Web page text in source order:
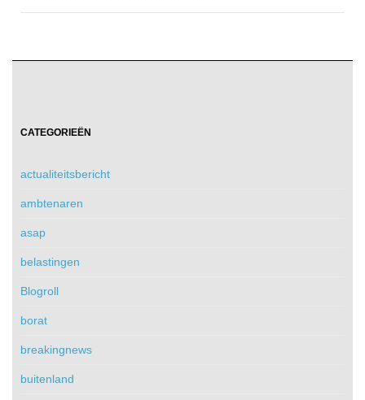
CATEGORIEËN
actualiteitsbericht
ambtenaren
asap
belastingen
Blogroll
borat
breakingnews
buitenland